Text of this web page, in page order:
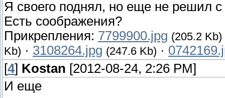
Я своего поднял, но еще не решил
Есть соображения?
Прикрепления: 7799900.jpg (205.2 Kb)
Kb) · 3108264.jpg (247.6 Kb) ·
[4] Kostan [2012-08-24, 2:26 PM]
И еще